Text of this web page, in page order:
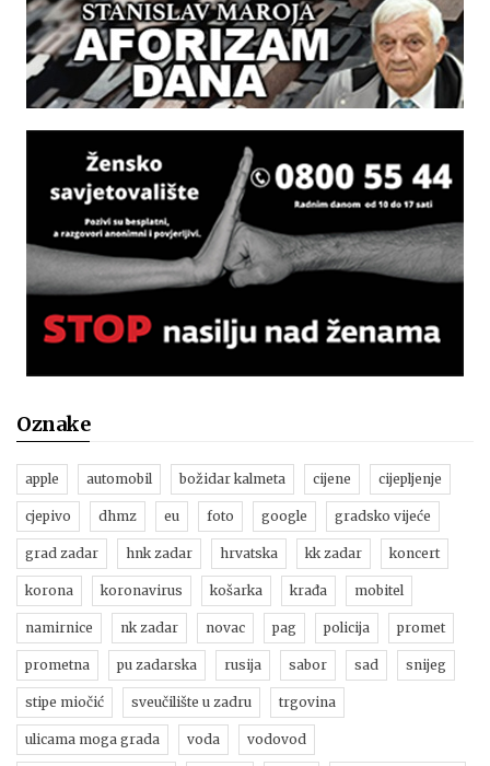
Oznake
apple automobil božidar kalmeta cijene cijepljenje
cjepivo dhmz eu foto google gradsko vijeće
grad zadar hnk zadar hrvatska kk zadar koncert
korona koronavirus košarka krađa mobitel
namirnice nk zadar novac pag policija promet
prometna pu zadarska rusija sabor sad snijeg
stipe miočić sveučilište u zadru trgovina
ulicama moga grada voda vodovod